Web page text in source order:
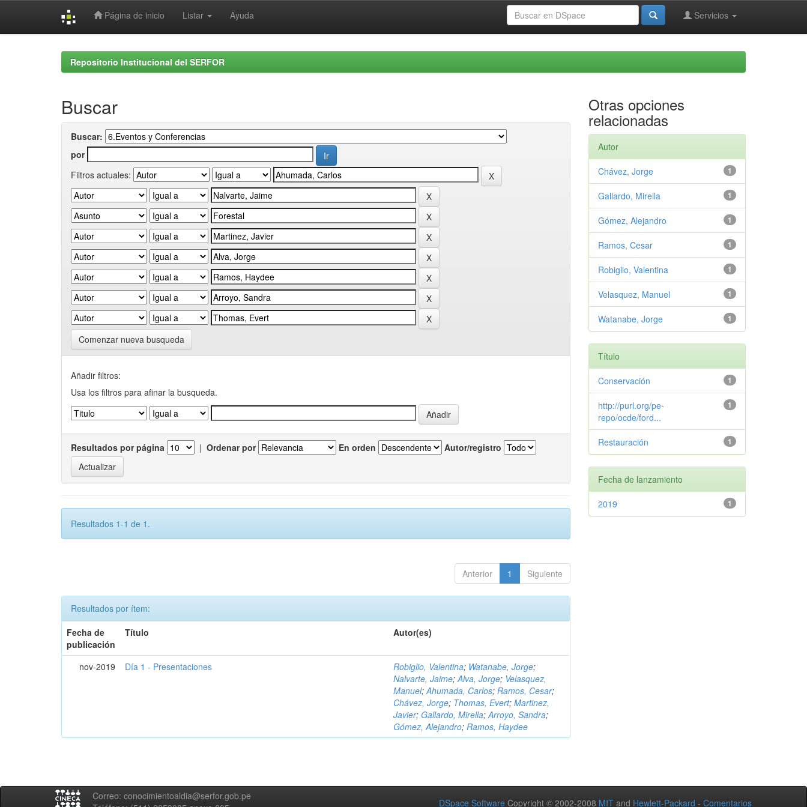
Página de inicio Listar Ayuda Servicios
Repositorio Institucional del SERFOR
Buscar
Buscar:
por
Filtros actuales:
Comenzar nueva busqueda
Añadir filtros:
Usa los filtros para afinar la busqueda.
Resultados por página | Ordenar por En orden Autor/registro
Resultados 1-1 de 1.
Anterior 1 Siguiente
Resultados por ítem:
Fecha de
publicación
Título Autor(es)
nov-2019 Día 1 - Presentaciones Robiglio, Valentina; Watanabe, Jorge;
Nalvarte, Jaime;Alva, Jorge; Velasquez,
Manuel;Ahumada, Carlos;Ramos, Cesar;
Chávez, Jorge; Thomas, Evert;Martinez,
Javier; Gallardo, Mirella;Arroyo, Sandra;
Gómez, Alejandro;Ramos, Haydee
Otras opciones
relacionadas
Autor
1
Chávez, Jorge
1
Gallardo, Mirella
1
Gómez, Alejandro
1
Ramos, Cesar
1
Robiglio, Valentina
1
Velasquez, Manuel
1
Watanabe, Jorge
Título
1
Conservación
1
http://purl.org/pe-
repo/ocde/ford...
1
Restauración
Fecha de lanzamiento
1
2019
Correo: conocimientoaldia@serfor.gob.pe
DSpace Software Copyright © 2002-2008 MIT and Hewlett-Packard - Comentarios